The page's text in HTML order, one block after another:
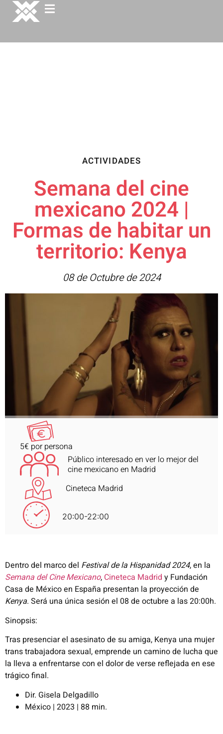
ACTIVIDADES
Semana del cine
mexicano 2024 |
Formas de habitar un
territorio: Kenya
08 de Octubre de 2024
5€ por persona
Público interesado en ver lo mejor del
cine mexicano en Madrid
Cineteca Madrid
20:00-22:00
Dentro del marco del Festival de la Hispanidad 2024, en la
Semana del Cine Mexicano, Cineteca Madrid y Fundación
Casa de México en España presentan la proyección de
Kenya. Será una única sesión el 08 de octubre a las 20:00h.
Sinopsis:
Tras presenciar el asesinato de su amiga, Kenya una mujer
trans trabajadora sexual, emprende un camino de lucha que
la lleva a enfrentarse con el dolor de verse reflejada en ese
trágico final.
Dir. Gisela Delgadillo
México | 2023 | 88 min.